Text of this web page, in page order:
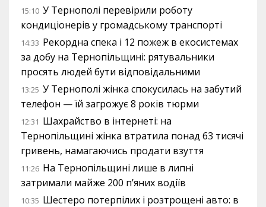
15:10 У Тернополі перевірили роботу
кондиціонерів у громадському транспорті
14:33 Рекордна спека і 12 пожеж в екосистемах
за добу на Тернопільщині: рятувальники
просять людей бути відповідальними
13:25 У Тернополі жінка спокусилась на забутий
телефон — їй загрожує 8 років тюрми
12:31 Шахрайство в інтернеті: на
Тернопільщині жінка втратила понад 63 тисячі
гривень, намагаючись продати взуття
11:26 На Тернопільщині лише в липні
затримали майже 200 п’яних водіїв
10:35 Шестеро потерпілих і розтрощені авто: в